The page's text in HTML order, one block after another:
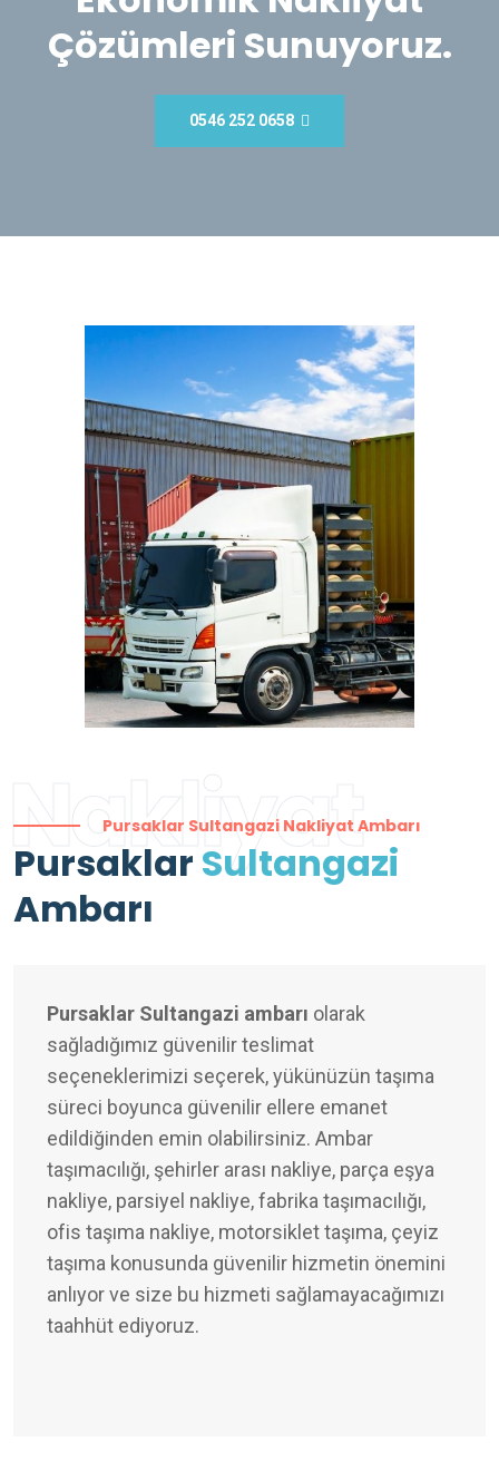
Çözümleri Sunuyoruz.
0546 252 0658
Nakliyat
Pursaklar Sultangazi Nakliyat Ambarı
Pursaklar Sultangazi
Ambarı
Pursaklar Sultangazi ambarı olarak
sağladığımız güvenilir teslimat
seçeneklerimizi seçerek, yükünüzün taşıma
süreci boyunca güvenilir ellere emanet
edildiğinden emin olabilirsiniz. Ambar
taşımacılığı, şehirler arası nakliye, parça eşya
nakliye, parsiyel nakliye, fabrika taşımacılığı,
ofis taşıma nakliye, motorsiklet taşıma, çeyiz
taşıma konusunda güvenilir hizmetin önemini
anlıyor ve size bu hizmeti sağlamayacağımızı
taahhüt ediyoruz.